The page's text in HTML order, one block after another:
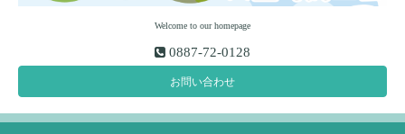
Welcome to our homepage
0887-72-0128
お問い合わせ